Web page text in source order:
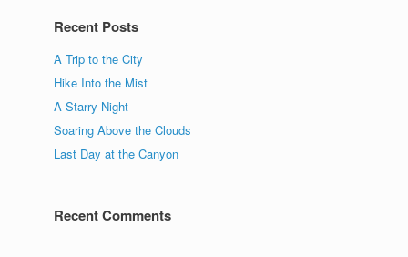
Recent Posts
A Trip to the City
Hike Into the Mist
A Starry Night
Soaring Above the Clouds
Last Day at the Canyon
Recent Comments